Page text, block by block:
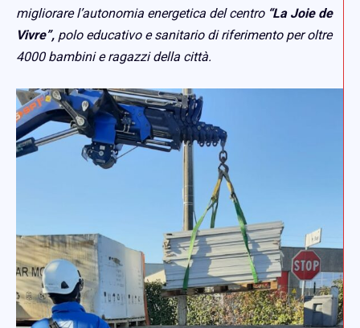
migliorare l’autonomia energetica del centro “La Joie de
Vivre”, polo educativo e sanitario di riferimento per oltre
4000 bambini e ragazzi della città.